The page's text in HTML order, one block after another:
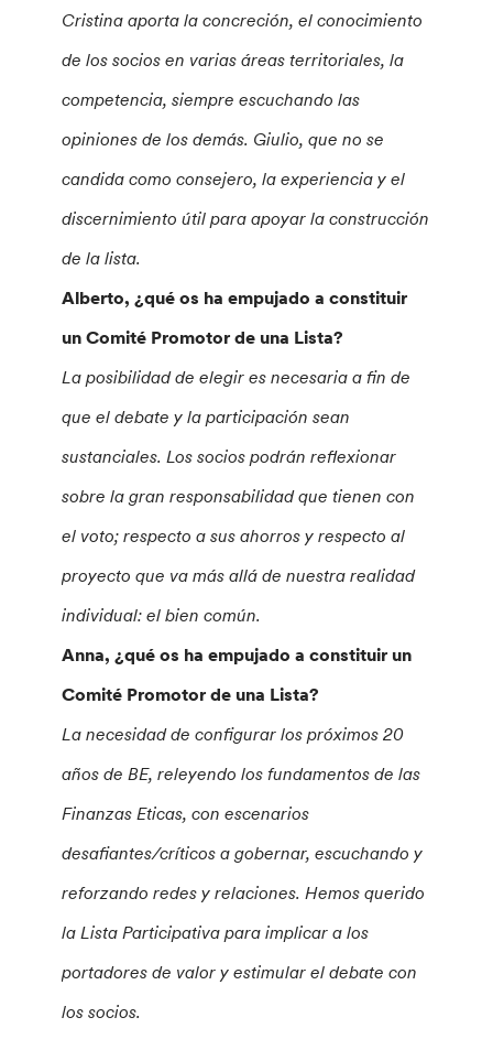
Cristina aporta la concreción, el conocimiento
de los socios en varias áreas territoriales, la
competencia, siempre escuchando las
opiniones de los demás. Giulio, que no se
candida como consejero, la experiencia y el
discernimiento útil para apoyar la construcción
de la lista.
Alberto, ¿qué os ha empujado a constituir
un Comité Promotor de una Lista?
La posibilidad de elegir es necesaria a fin de
que el debate y la participación sean
sustanciales. Los socios podrán reflexionar
sobre la gran responsabilidad que tienen con
el voto; respecto a sus ahorros y respecto al
proyecto que va más allá de nuestra realidad
individual: el bien común.
Anna, ¿qué os ha empujado a constituir un
Comité Promotor de una Lista?
La necesidad de configurar los próximos 20
años de BE, releyendo los fundamentos de las
Finanzas Eticas, con escenarios
desafiantes/críticos a gobernar, escuchando y
reforzando redes y relaciones. Hemos querido
la Lista Participativa para implicar a los
portadores de valor y estimular el debate con
los socios.